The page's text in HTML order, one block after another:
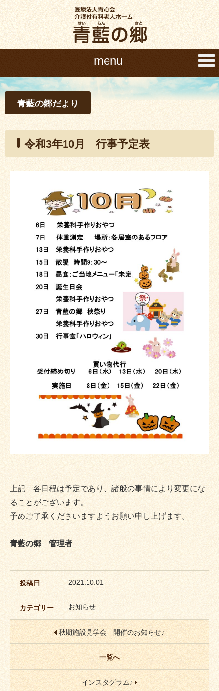
menu
青藍の郷だより
令和3年10月 行事予定表
上記 各日程は予定であり、諸般の事情により変更にな
ることがございます。
予めご了承くださいますようお願い申し上げます。
青藍の郷 管理者
投稿日 2021.10.01
カテゴリー お知らせ
秋期施設見学会 開催のお知らせ♪
一覧へ
インスタグラム♪